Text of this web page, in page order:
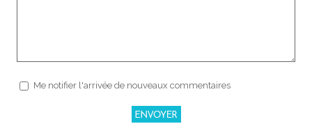
Me notifier l'arrivée de nouveaux commentaires